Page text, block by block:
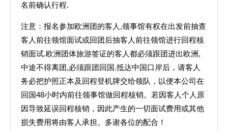
名前确认行程.
注意：报名参加欧洲团的客人,领事馆有权在出发前抽查
客人前往领馆面试或回团后抽客人前往领馆进行回程核
销面试.欧洲团体旅游签证的客人都必须跟团进出欧洲,
中途不得离团,必须跟团回国.抵达中国口岸后，请客人
务必把护照正本及回程登机牌交给领队，以便本公司在
回国48小时内前往领事馆做回程核销。若因客人个人原
因导致延误回程核销，因此产生的一切面试费用或其他
损失费用将由客人承担。多谢各位的配合！